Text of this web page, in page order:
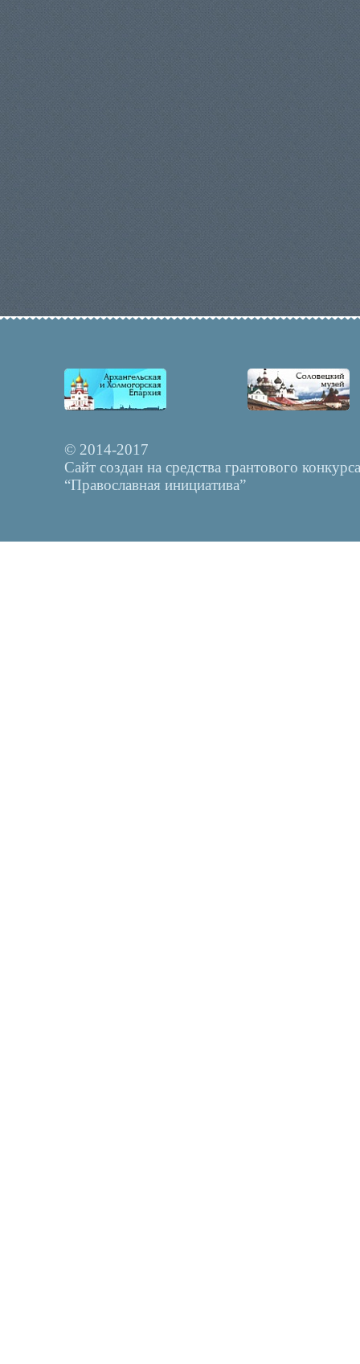
© 2014-2017
Сайт создан на средства грантового конкурса
“Православная инициатива”